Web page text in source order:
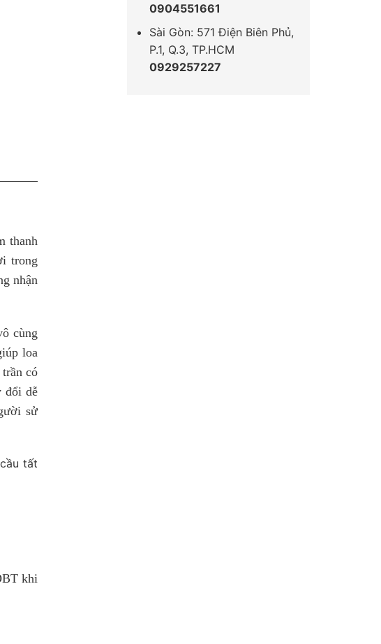
0904551661
Sài Gòn: 571 Điện Biên Phủ,
P.1, Q.3, TP.HCM
0929257227
thanh
trong
nhận
cùng
loa
có
đổi dễ
sử
tất
khi